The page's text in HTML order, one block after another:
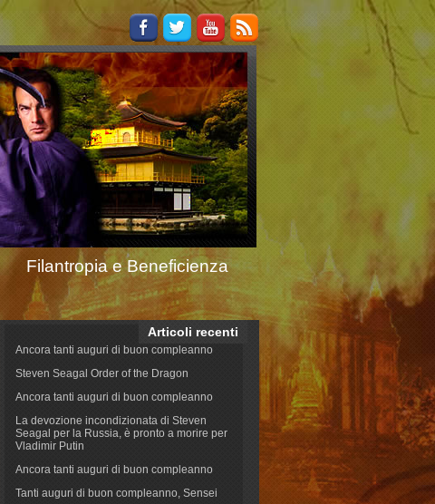
Filantropia e Beneficienza
Articoli recenti
Ancora tanti auguri di buon compleanno
Steven Seagal Order of the Dragon
Ancora tanti auguri di buon compleanno
La devozione incondizionata di Steven
Seagal per la Russia, è pronto a morire per
Vladimir Putin
Ancora tanti auguri di buon compleanno
Tanti auguri di buon compleanno, Sensei